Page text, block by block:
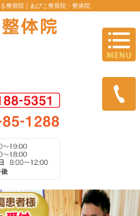
診療している整骨院｜あびこ整